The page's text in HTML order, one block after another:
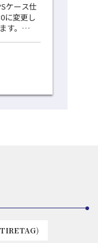
ケース仕
。
ご注意を